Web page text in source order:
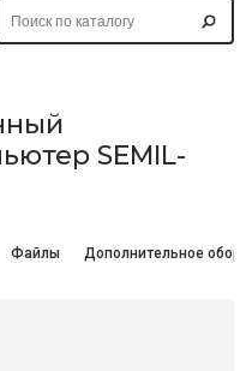
SEMIL-
Файлы Дополнительное